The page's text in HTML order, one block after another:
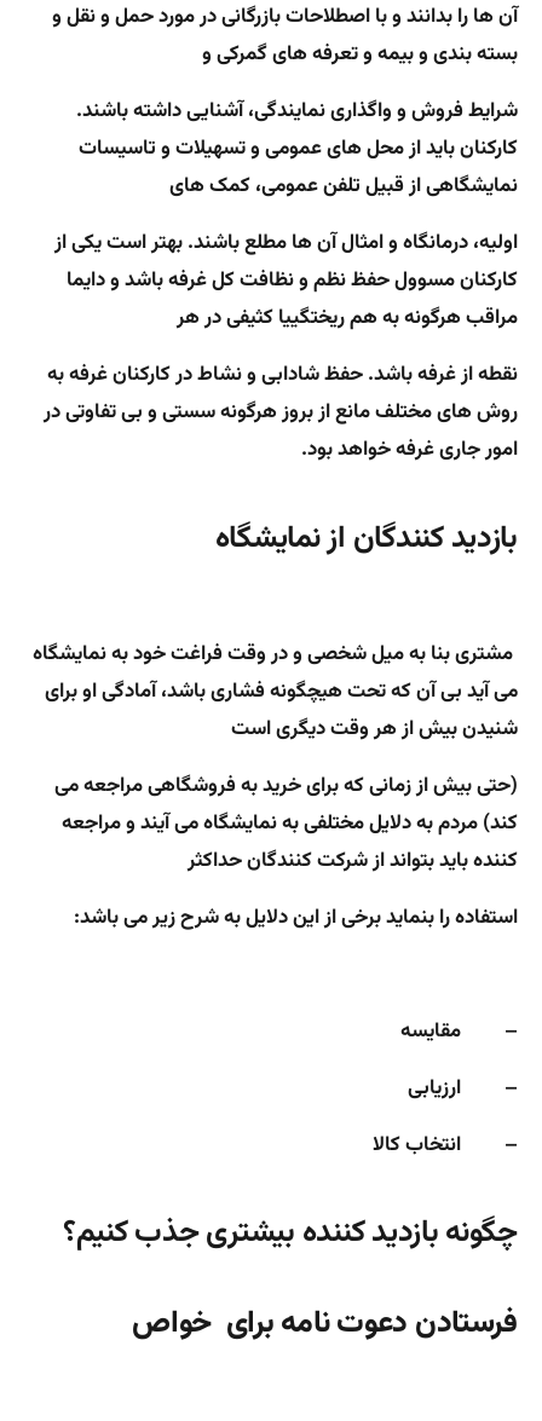
آن ها را بدانند و با اصطلاحات بازرگانی در مورد حمل و نقل و
بسته بندی و بیمه و تعرفه های گمرکی و
شرایط فروش و واگذاری نمایندگی، آشنایی داشته باشند.
کارکنان باید از محل های عمومی و تسهیلات و تاسیسات
نمایشگاهی از قبیل تلفن عمومی، کمک های
اولیه، درمانگاه و امثال آن ها مطلع باشند. بهتر است یکی از
کارکنان مسوول حفظ نظم و نظافت کل غرفه باشد و دایما
مراقب هرگونه به هم ریختگییا کثیفی در هر
نقطه از غرفه باشد. حفظ شادابی و نشاط در کارکنان غرفه به
روش های مختلف مانع از بروز هرگونه سستی و بی تفاوتی در
امور جاری غرفه خواهد بود.
بازدید کنندگان از نمایشگاه
مشتری بنا به میل شخصی و در وقت فراغت خود به نمایشگاه
می آید بی آن که تحت هیچگونه فشاری باشد، آمادگی او برای
شنیدن بیش از هر وقت دیگری است
(حتی بیش از زمانی که برای خرید به فروشگاهی مراجعه می
کند) مردم به دلایل مختلفی به نمایشگاه می آیند و مراجعه
کننده باید بتواند از شرکت کنندگان حداکثر
استفاده را بنماید برخی از این دلایل به شرح زیر می باشد:
– مقایسه
– ارزیابی
– انتخاب کالا
چگونه بازدید کننده بیشتری جذب کنیم؟
فرستادن دعوت نامه برای خواص